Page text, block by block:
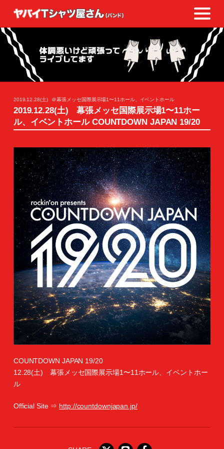
2019.12.28(土) ＠幕張メッセ国際展示場1〜11ホール、イベントホール
2019.12.28(土) 幕張メッセ国際展示場1〜11ホー
ル、イベントホール COUNTDOWN JAPAN 19/20
COUNTDOWN JAPAN 19/20
12.28(土) 幕張メッセ国際展示場1〜11ホール、イベントホー
ル
Official Site ⇒ http://countdownjapan.jp/